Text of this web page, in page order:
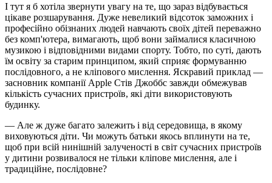
І тут я б хотіла звернути увагу на те, що зараз відбувається
цікаве розшарування. Дуже невеликий відсоток заможних і
професійно обізнаних людей навчають своїх дітей переважно
без комп'ютера, вимагають, щоб вони займалися класичною
музикою і відповідними видами спорту. Тобто, по суті, дають
їм освіту за старим принципом, який сприяє формуванню
послідовного, а не кліпового мислення. Яскравий приклад —
засновник компанії Apple Стів Джоббс завжди обмежував
кількість сучасних пристроїв, які діти використовують
будинку.
— Але ж дуже багато залежить і від середовища, в якому
виховуються діти. Чи можуть батьки якось вплинути на те,
щоб при всій нинішній залученості в світ сучасних пристроїв
у дитини розвивалося не тільки кліпове мислення, але і
традиційне, послідовне?